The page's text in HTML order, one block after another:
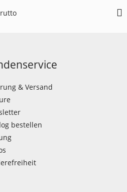
& Versand
bestellen